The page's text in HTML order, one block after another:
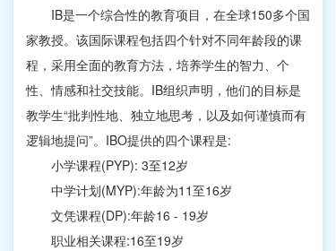
IB是一个综合性的教育项目，在全球150多个国
家教授。该国际课程包括四个针对不同年龄段的课
程，采用全面的教育方法，培养学生的智力、个
性、情感和社交技能。IB组织声明，他们的目标是
教学生“批判性地、独立地思考，以及如何谨慎而有
逻辑地提问”。IBO提供的四个课程是:
小学课程(PYP): 3至12岁
中学计划(MYP):年龄为11至16岁
文凭课程(DP):年龄16 - 19岁
职业相关课程:16至19岁